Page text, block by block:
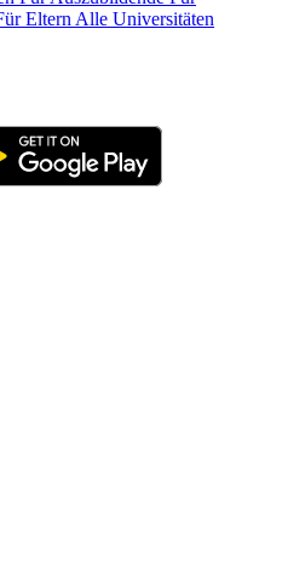
Eltern Alle Universitäten